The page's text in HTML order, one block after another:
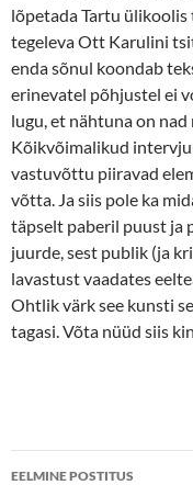
lõpetada Tartu
tegeleva Ott Karulini
enda sõnul koondab
erinevatel põhjustel ei
lugu, et nähtuna on
Kõikvõimalikud
vastuvõttu piiravad
võtta. Ja siis pole ka
täpselt paberil puust ja
juurde, sest publik (ja
lavastust vaadates
Ohtlik värk see kunsti
tagasi. Võta nüüd siis
Postituste
EELMINE POSTITUS